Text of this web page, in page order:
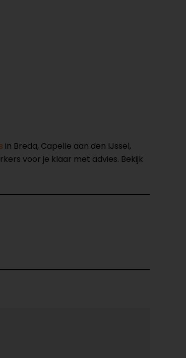
in Breda, Capelle aan den IJssel,
voor je klaar met advies. Bekijk